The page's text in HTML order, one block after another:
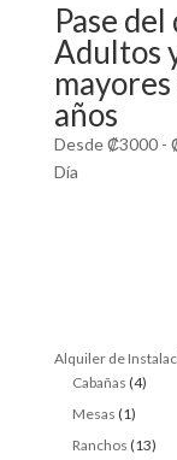
Pase del
Adultos
años
Desde₡3000-
Día
Alquiler de
Cabañas 44
Mesas 11
product
Ranchos 1313